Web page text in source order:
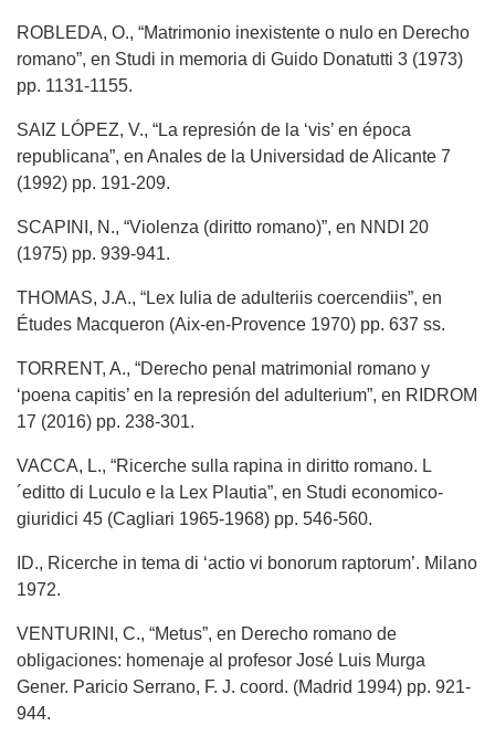
ROBLEDA, O., “Matrimonio inexistente o nulo en Derecho
romano”, en Studi in memoria di Guido Donatutti 3 (1973)
pp. 1131-1155.
SAIZ LÓPEZ, V., “La represión de la ‘vis’ en época
republicana”, en Anales de la Universidad de Alicante 7
(1992) pp. 191-209.
SCAPINI, N., “Violenza (diritto romano)”, en NNDI 20
(1975) pp. 939-941.
THOMAS, J.A., “Lex Iulia de adulteriis coercendiis”, en
Études Macqueron (Aix-en-Provence 1970) pp. 637 ss.
TORRENT, A., “Derecho penal matrimonial romano y
‘poena capitis’ en la represión del adulterium”, en RIDROM
17 (2016) pp. 238-301.
VACCA, L., “Ricerche sulla rapina in diritto romano. L
´editto di Luculo e la Lex Plautia”, en Studi economico-
giuridici 45 (Cagliari 1965-1968) pp. 546-560.
ID., Ricerche in tema di ‘actio vi bonorum raptorum’. Milano
1972.
VENTURINI, C., “Metus”, en Derecho romano de
obligaciones: homenaje al profesor José Luis Murga
Gener. Paricio Serrano, F. J. coord. (Madrid 1994) pp. 921-
944.